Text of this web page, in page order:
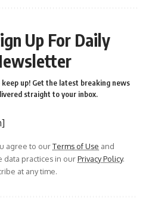
Up For Daily
keep up! Get the latest breaking news
straight to your inbox.
agree to ourTerms of Use and
data practices in ourPrivacy Policy.
at any time.